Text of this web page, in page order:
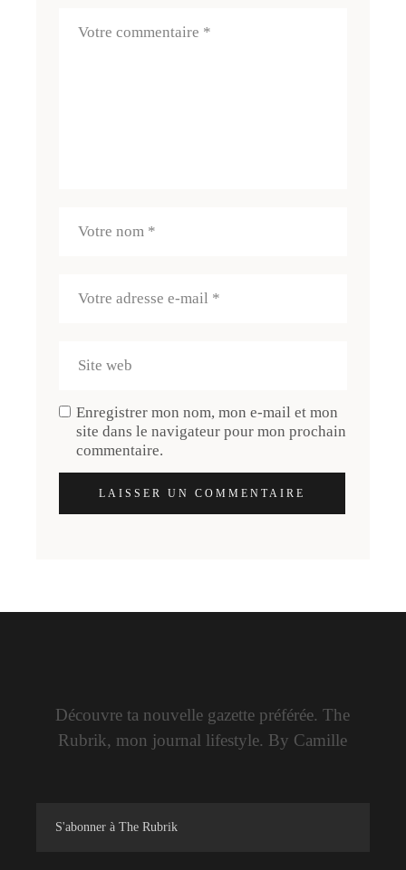
Enregistrer mon nom, mon e-mail et mon
site dans le navigateur pour mon prochain
commentaire.
LAISSER UN COMMENTAIRE
Découvre ta nouvelle gazette préférée. The
Rubrik, mon journal lifestyle. By Camille